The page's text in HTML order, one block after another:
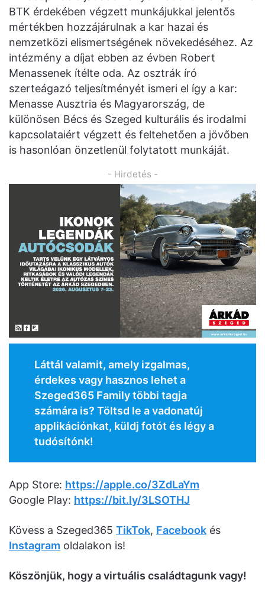
BTK érdekében végzett munkájukkal jelentős
mértékben hozzájárulnak a kar hazai és
nemzetközi elismertségének növekedéséhez. Az
intézmény a díjat ebben az évben Robert
Menassenek ítélte oda. Az osztrák író
szerteágazó teljesítményét ismeri el így a kar:
Menasse Ausztria és Magyarország, de
különösen Bécs és Szeged kulturális és irodalmi
kapcsolataiért végzett és feltehetően a jövőben
is hasonlóan önzetlenül folytatott munkáját.
- Hirdetés -
Láttál valamit, amely izgalmas,
érdekes vagy hasznos lehet a
Szeged365 Family többi tagja
számára is? Töltsd le a vadonatúj
applikációnkat, küldj fotót és légy a
tudósítónk!
App Store: https://apple.co/3ZdLaYm
Google Play: https://bit.ly/3LSOTHJ
Kövess a Szeged365 TikTok, Facebook és
Instagram oldalakon is!
Köszönjük, hogy a virtuális családtagunk vagy!